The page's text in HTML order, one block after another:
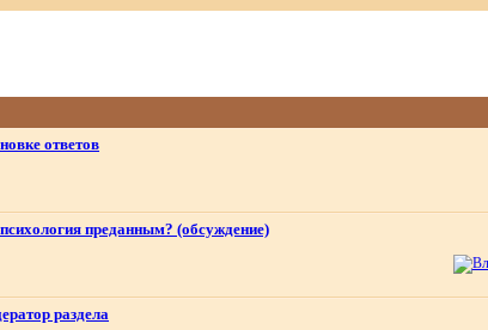
ответов
преданным? (обсуждение)
раздела